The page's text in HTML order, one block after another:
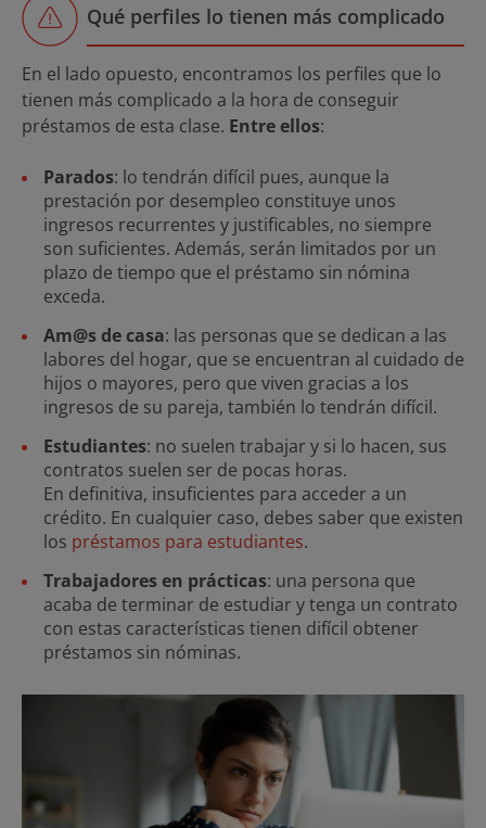
Qué perfiles lo tienen más complicado
En el lado opuesto, encontramos los perfiles que lo
tienen más complicado a la hora de conseguir
préstamos de esta clase. Entre ellos:
Parados: lo tendrán difícil pues, aunque la
prestación por desempleo constituye unos
ingresos recurrentes y justificables, no siempre
son suficientes. Además, serán limitados por un
plazo de tiempo que el préstamo sin nómina
exceda.
Am@s de casa: las personas que se dedican a las
labores del hogar, que se encuentran al cuidado de
hijos o mayores, pero que viven gracias a los
ingresos de su pareja, también lo tendrán difícil.
Estudiantes: no suelen trabajar y si lo hacen, sus
contratos suelen ser de pocas horas.
En definitiva, insuficientes para acceder a un
crédito. En cualquier caso, debes saber que existen
los préstamos para estudiantes.
Trabajadores en prácticas: una persona que
acaba de terminar de estudiar y tenga un contrato
con estas características tienen difícil obtener
préstamos sin nóminas.